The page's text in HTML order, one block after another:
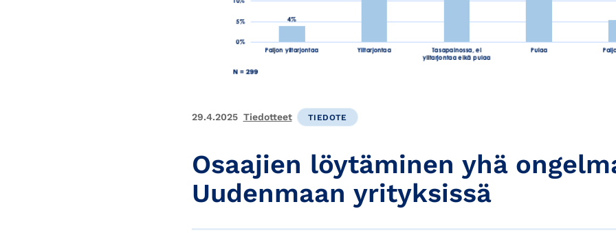
29.4.2025 Tiedotteet TIEDOTE
Osaajien löytäminen yhä
Uudenmaan yrityksissä